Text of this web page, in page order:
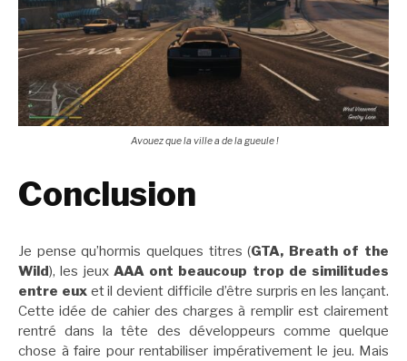
Avouez que la ville a de la gueule !
Conclusion
Je pense qu’hormis quelques titres (GTA, Breath of the
Wild), les jeux AAA ont beaucoup trop de similitudes
entre euxet il devient difficile d’être surpris en les lançant.
Cette idée de cahier des charges à remplir est clairement
rentré dans la tête des développeurs comme quelque
chose à faire pour rentabiliser impérativement le jeu. Mais